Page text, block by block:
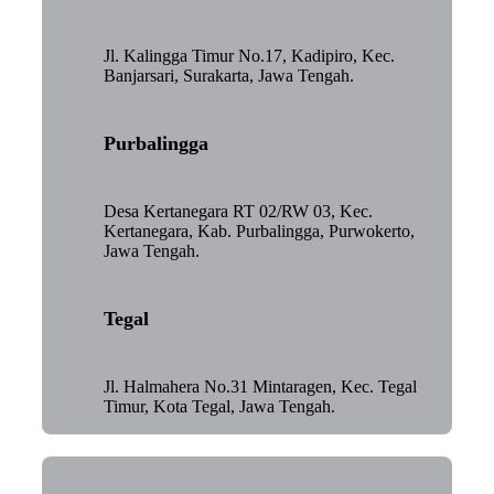
Jl. Kalingga Timur No.17, Kadipiro, Kec.
Banjarsari, Surakarta, Jawa Tengah.
Purbalingga
Desa Kertanegara RT 02/RW 03, Kec.
Kertanegara, Kab. Purbalingga, Purwokerto,
Jawa Tengah.
Tegal
Jl. Halmahera No.31 Mintaragen, Kec. Tegal
Timur, Kota Tegal, Jawa Tengah.